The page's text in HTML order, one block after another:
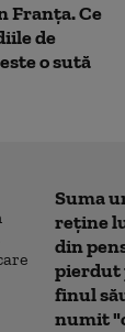
Franța. Ce
de
o sută
Suma
reține
din
pierdut
finul
numit